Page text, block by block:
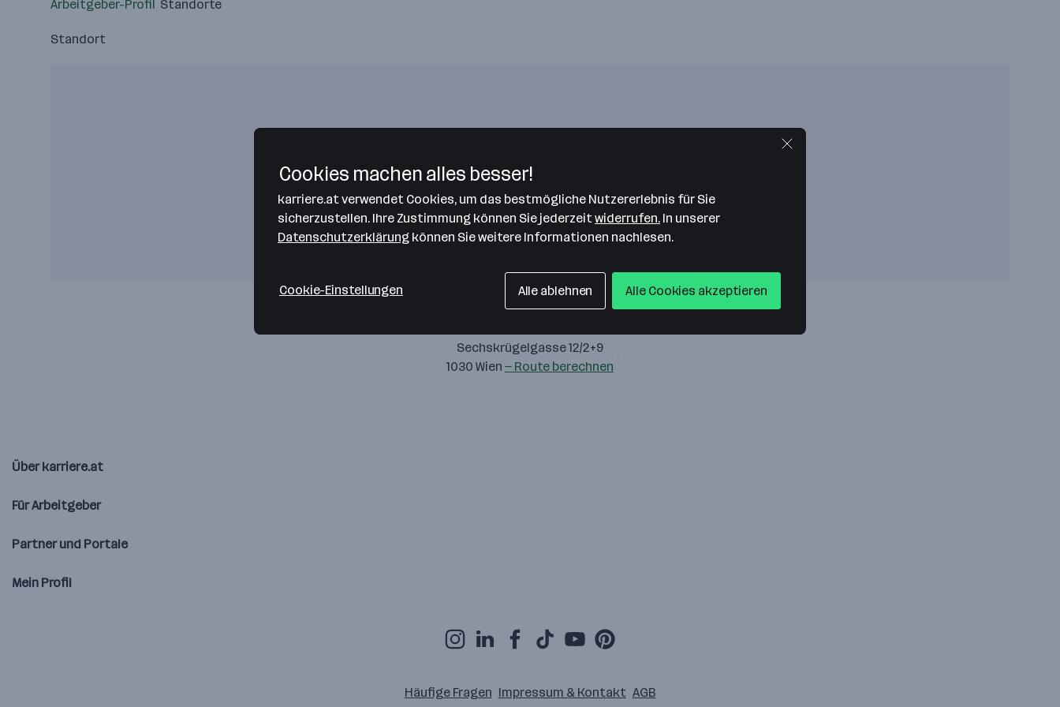
Arbeitgeber-Profil Standorte
Standort
Richtlinien zu, um diese Karte
anzuzeigen.
Zustimmung geben
Sechskrügelgasse 12/2+9
1030 Wien — Route berechnen
Über karriere.at
Für Arbeitgeber
Partner und Portale
Mein Profil
Häufige Fragen Impressum & Kontakt AGB
Cookies machen alles besser!
karriere.at verwendet Cookies, um das bestmögliche Nutzererlebnis für Sie
sicherzustellen. Ihre Zustimmung können Sie jederzeit widerrufen. In unserer
Datenschutzerklärung können Sie weitere Informationen nachlesen.
Cookie-Einstellungen Alle ablehnen Alle Cookies akzeptieren